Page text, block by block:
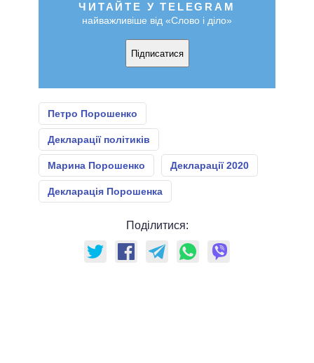
ЧИТАЙТЕ У TELEGRAM
найважливіше від «Слово і діло»
Підписатися
Петро Порошенко
Декларації політиків
Марина Порошенко Декларації 2020
Декларація Порошенка
Поділитися: